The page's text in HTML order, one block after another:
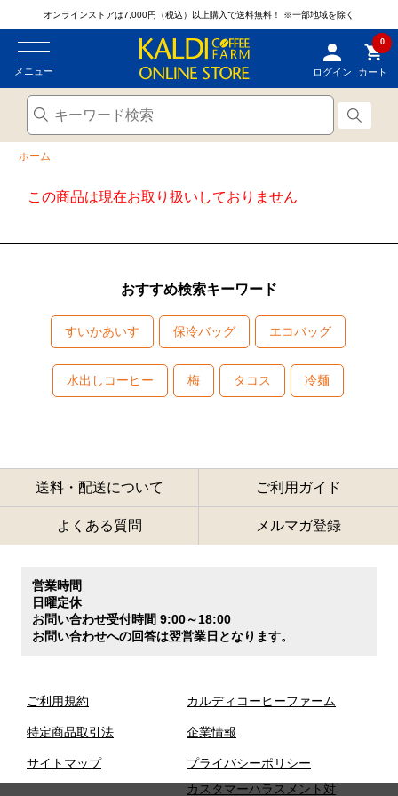
オンラインストアは7,000円（税込）以上購入で送料無料！ ※一部地域を除く
メニュー ログイン
0
カート
ホーム
この商品は現在お取り扱いしておりません
おすすめ検索キーワード
すいかあいす 保冷バッグ エコバッグ
水出しコーヒー 梅 タコス 冷麺
送料・配送について ご利用ガイド
よくある質問 メルマガ登録
営業時間
日曜定休
お問い合わせ受付時間 9:00～18:00
お問い合わせへの回答は翌営業日となります。
ご利用規約
特定商品取引法
サイトマップ
カルディコーヒーファーム
企業情報
プライバシーポリシー
カスタマーハラスメント対